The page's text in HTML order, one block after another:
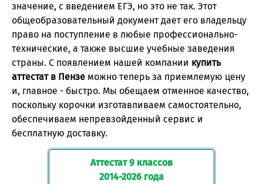
значение, с введением ЕГЭ, но это не так. Этот
общеобразовательный документ дает его владельцу
право на поступление в любые профессионально-
технические, а также высшие учебные заведения
страны. С появлением нашей компании купить
аттестат в Пензе можно теперь за приемлемую цену
и, главное - быстро. Мы обещаем отменное качество,
поскольку корочки изготавливаем самостоятельно,
обеспечиваем непревзойденный сервис и
бесплатную доставку.
Аттестат 9 классов
2014-2026 года